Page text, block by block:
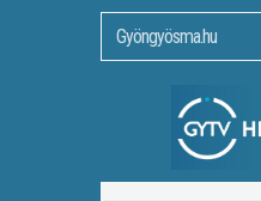
Gyöngyösma.hu